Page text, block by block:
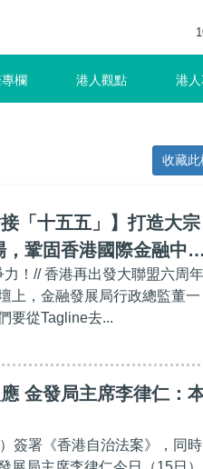
欄 港人觀點 港
收藏此
「十五五」】打造大宗
鞏固香港國際金融中
！// 香港再出發大聯盟六周年
上，金融發展局行政總監董一
要從Tagline去...
金發局主席李律仁：
簽署《香港自治法案》，同時